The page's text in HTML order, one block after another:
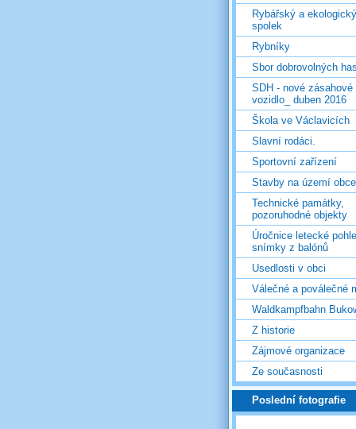
Rybářský a ekologický
spolek
Rybníky
Sbor dobrovolných
SDH - nové zásahové
vozidlo_ duben 2016
Škola ve Václavicích
Slavní rodáci.
Sportovní zařízení
Stavby na území obce
Technické památky,
pozoruhodné objekty
Úročnice letecké
snímky z balónů
Usedlosti v obci
Válečné a poválečné
Waldkampfbahn
Z historie
Zájmové organizace
Ze současnosti
Poslední fotografie